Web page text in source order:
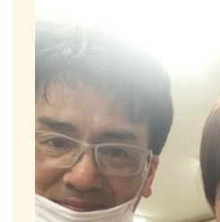
ニュース＆ブログ
お問い合わせ
LINE予約